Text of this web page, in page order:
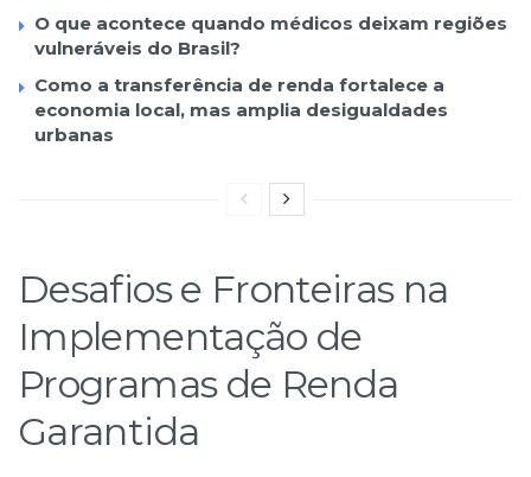
O que acontece quando médicos deixam regiões
vulneráveis do Brasil?
Como a transferência de renda fortalece a
economia local, mas amplia desigualdades
urbanas
Desafios e Fronteiras na
Implementação de
Programas de Renda
Garantida